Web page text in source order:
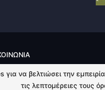
για να βελτιώσει την
τις λεπτομέρειες τους